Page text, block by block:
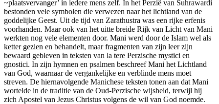
~plaatsvervanger’ in iedere mens zelf. In het Perzië van Suhrawardi
bestonden vele symbolen die verwezen naar het lichtland van de
goddelijke Geest. Uit de tijd van Zarathustra was een rijke erfenis
voorhanden. Maar ook van het uitte breide Rijk van Licht van Mani
werkten nog vele elementen door. Mani werd door de Islam wel als
ketter gezien en behandelt, maar fragmenten van zijn leer zijn
bewaard gebleven in teksten van la tere Perzische mystici en
gnostici. In zijn hymnen en psalmen beschreef Mani het Lichtland
van God, waarnaar de vergankelijke en verblinde mens moet
streven. De hiernavolgende Manichese teksten tonen aan dat Mani
wortelde in de traditie van de Oud-Perzische wijsheid, terwijl hij
zich Apostel van Jezus Christus volgens de wil van God noemde.